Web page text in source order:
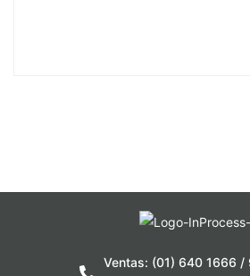
Ventas: (01) 640 1666 /